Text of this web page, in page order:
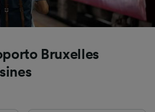
Bruxelles
precisi.
caratteristiche del
su dispositivo e/o
e contenuti
delle prestazioni